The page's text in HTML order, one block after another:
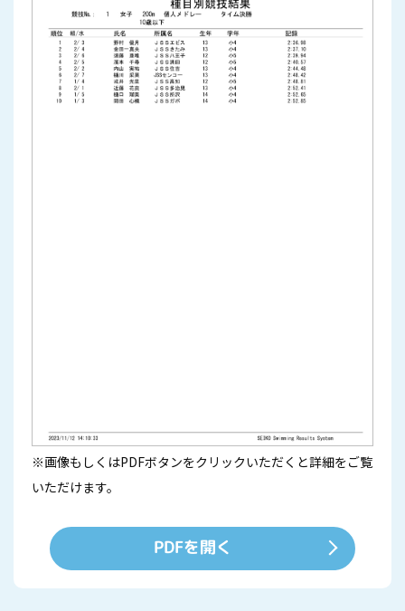
※画像もしくはPDFボタンをクリックいただくと詳細をご覧
いただけます。
PDFを開く